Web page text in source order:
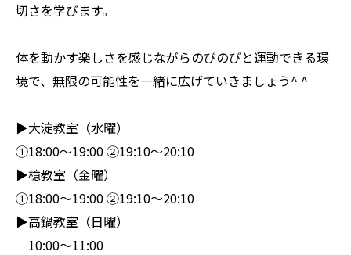
切さを学びます。
体を動かす楽しさを感じながらのびのびと運動できる環
境で、無限の可能性を一緒に広げていきましょう^ ^
▶︎大淀教室（水曜）
①18:00〜19:00 ②19:10〜20:10
▶︎檍教室（金曜）
①18:00〜19:00 ②19:10〜20:10
▶︎高鍋教室（日曜）
10:00〜11:00